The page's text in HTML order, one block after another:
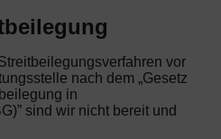
vor
nach dem „Gesetz
in
sind wir nicht bereit und